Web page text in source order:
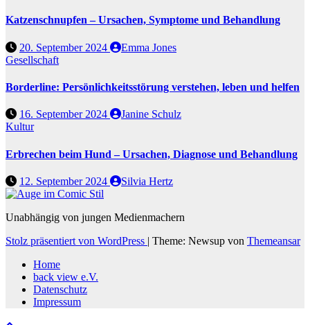
Katzenschnupfen – Ursachen, Symptome und Behandlung
20. September 2024
Emma Jones
Gesellschaft
Borderline: Persönlichkeitsstörung verstehen, leben und helfen
16. September 2024
Janine Schulz
Kultur
Erbrechen beim Hund – Ursachen, Diagnose und Behandlung
12. September 2024 Silvia Hertz
Unabhängig von jungen Medienmachern
Stolz präsentiert von WordPress | Theme: Newsup von Themeansar
Home
back view e.V.
Datenschutz
Impressum